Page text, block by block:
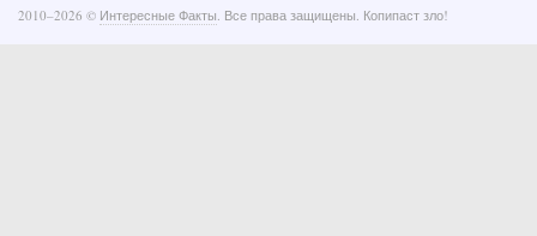
2010–2026 © Интересные Факты. Все права защищены. Копипаст зло!